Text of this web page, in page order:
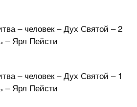
– человек – Дух Святой – 2
– Ярл Пейсти
– человек – Дух Святой – 1
– Ярл Пейсти